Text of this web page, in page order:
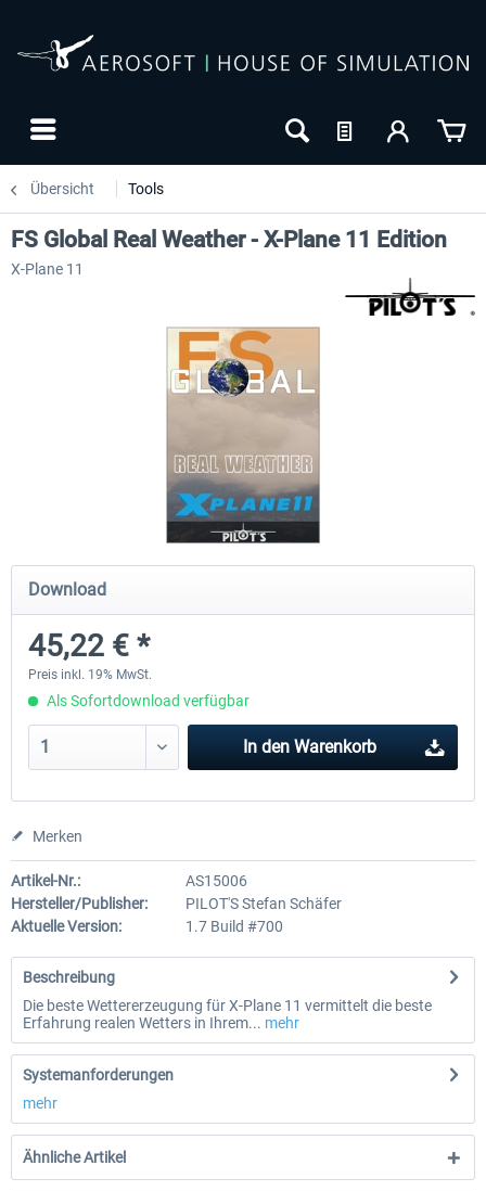
Übersicht Tools
Traffic Global for X-Plane 12/11 (Mac)
44,58 € *
FSDG - Flight Suite Pro
FS Global Real Weather - X-Plane 11 Edition
X-Plane 11
Download
45,22 € *
Preis inkl. 19% MwSt.
Als Sofortdownload verfügbar
In den Warenkorb
Merken
Artikel-Nr.:
AS15006
Hersteller/Publisher:
PILOT'S Stefan Schäfer
Aktuelle Version:
1.7 Build #700
Beschreibung
Die beste Wettererzeugung für X-Plane 11 vermittelt die beste
Erfahrung realen Wetters in Ihrem... mehr
Systemanforderungen
mehr
Ähnliche Artikel